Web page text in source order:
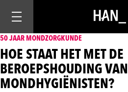
Mobiele navigatie openen
50 JAAR MONDZORGKUNDE
HOE STAAT HET MET DE
BEROEPSHOUDING VAN
MONDHYGIËNISTEN?